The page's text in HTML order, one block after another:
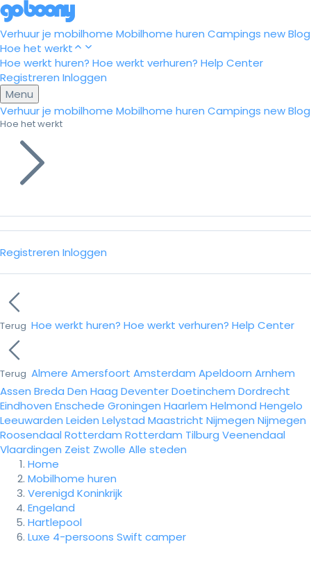
Verhuur je mobilhome Mobilhome huren Campings newBlog
Hoe het werkt
Hoe werkt huren? Hoe werkt verhuren? Help Center
Registreren Inloggen
Menu
Verhuur je mobilhome Mobilhome huren Campings newBlog
Hoe het werkt
Registreren Inloggen
Terug Hoe werkt huren? Hoe werkt verhuren? Help Center
Terug Almere Amersfoort Amsterdam Apeldoorn Arnhem
Assen Breda Den Haag DeventerDoetinchem Dordrecht
Eindhoven Enschede Groningen Haarlem Helmond Hengelo
Leeuwarden Leiden Lelystad Maastricht Nijmegen Nijmegen
Roosendaal Rotterdam Rotterdam Tilburg Veenendaal
Vlaardingen Zeist Zwolle Alle steden
Home
Mobilhome huren
Verenigd Koninkrijk
Engeland
Hartlepool
Luxe 4-persoons Swift camper